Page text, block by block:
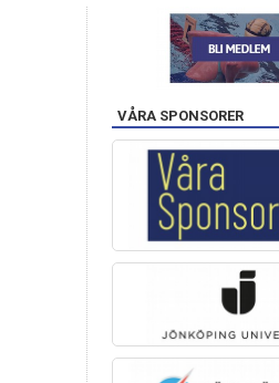
VÅRA SPONSORER